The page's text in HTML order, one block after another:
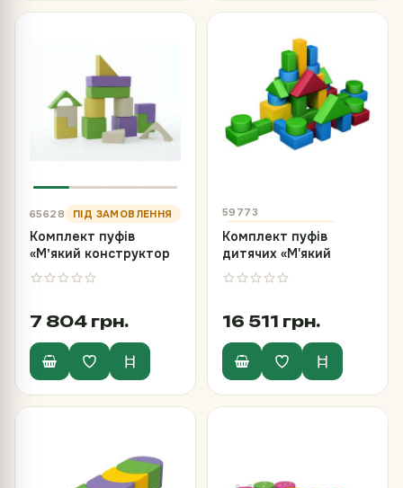
65628
Комплект пуфів
«Мʼякий конструктор
Будівельник-6 (міні)»
7 804 грн.
59773
Комплект пуфів
дитячих «М'який
конструктор»
16 511 грн.